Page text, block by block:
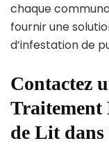
chaque
fournir une
d’infestation de
Contactez
Traitement
de Lit